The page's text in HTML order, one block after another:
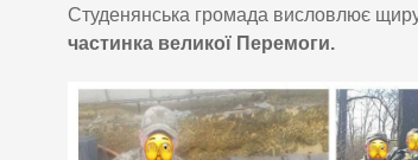
Студенянська громада висловлює
частинка великої Перемоги.